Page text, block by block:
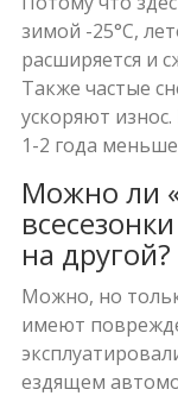
зимой -25°C,
расширяется и
Также частые
ускоряют
1-2 года
Можно ли
на другой?
Можно, но
имеют
ездящем